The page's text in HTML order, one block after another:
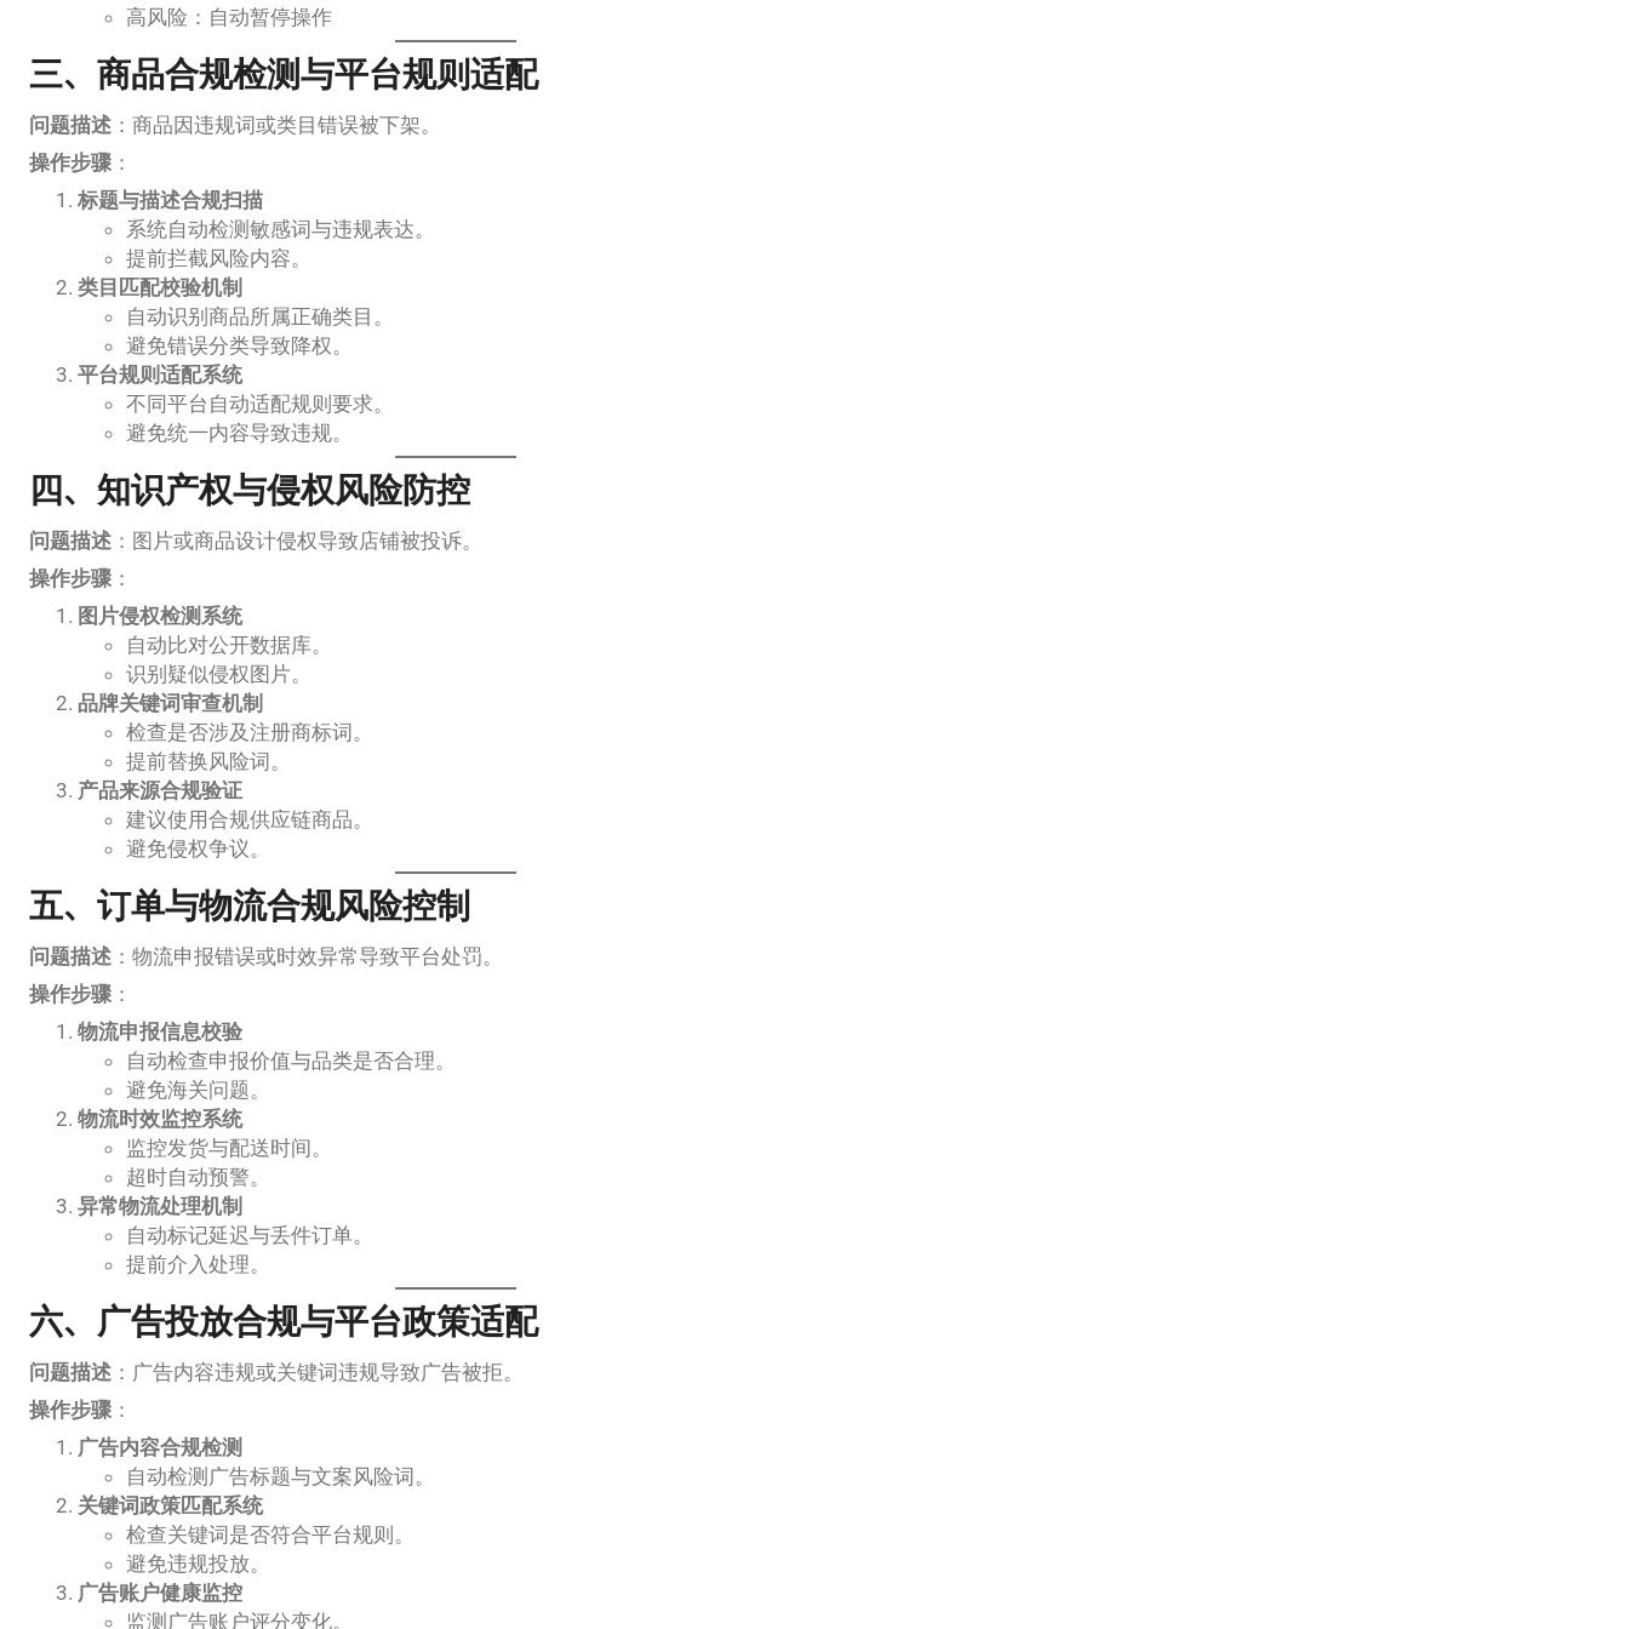
高风险：自动暂停操作
三、商品合规检测与平台规则适配
问题描述 ：商品因违规词或类目错误被下架。
操作步骤 ：
标题与描述合规扫描
系统自动检测敏感词与违规表达。
提前拦截风险内容。
类目匹配校验机制
自动识别商品所属正确类目。
避免错误分类导致降权。
平台规则适配系统
不同平台自动适配规则要求。
避免统一内容导致违规。
四、知识产权与侵权风险防控
问题描述 ：图片或商品设计侵权导致店铺被投诉。
操作步骤 ：
图片侵权检测系统
自动比对公开数据库。
识别疑似侵权图片。
品牌关键词审查机制
检查是否涉及注册商标词。
提前替换风险词。
产品来源合规验证
建议使用合规供应链商品。
避免侵权争议。
五、订单与物流合规风险控制
问题描述 ：物流申报错误或时效异常导致平台处罚。
操作步骤 ：
物流申报信息校验
自动检查申报价值与品类是否合理。
避免海关问题。
物流时效监控系统
监控发货与配送时间。
超时自动预警。
异常物流处理机制
自动标记延迟与丢件订单。
提前介入处理。
六、广告投放合规与平台政策适配
问题描述 ：广告内容违规或关键词违规导致广告被拒。
操作步骤 ：
广告内容合规检测
自动检测广告标题与文案风险词。
关键词政策匹配系统
检查关键词是否符合平台规则。
避免违规投放。
广告账户健康监控
监测广告账户评分变化。